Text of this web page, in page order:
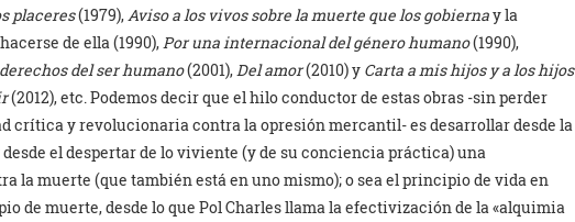
placeres(1979), Aviso a los vivos sobre la muerte que los gobiernay la
de ella (1990), Por una internacional del género humano(1990),
del ser humano(2001), Del amor(2010) y Carta a mis hijos y a los hijos
(2012), etc. Podemos decir que el hilo conductor de estas obras -sin perder
crítica y revolucionaria contra la opresión mercantil- es desarrollar desde la
el despertar de lo viviente (y de su conciencia práctica) una
la muerte (que también está en uno mismo); o sea el principio de vida en
de muerte, desde lo que Pol Charles llama la efectivización de la «alquimia